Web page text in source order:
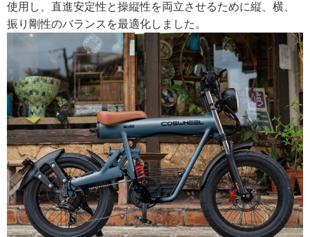
使用し、直進安定性と操縦性を両立させるために縦、横、
振り剛性のバランスを最適化しました。